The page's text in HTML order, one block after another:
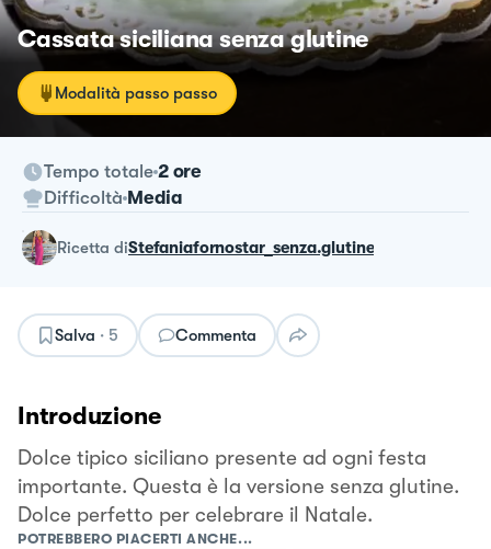
Cassata siciliana senza glutine
Modalità passo passo
Tempo totale 2 ore
Difficoltà Media
ricetta diStefaniafornostar_senza.glutine
Salva · 5 Commenta
Introduzione
Dolce tipico siciliano presente ad ogni festa
importante. Questa è la versione senza glutine.
Dolce perfetto per celebrare il Natale.
POTREBBERO PIACERTI ANCHE...